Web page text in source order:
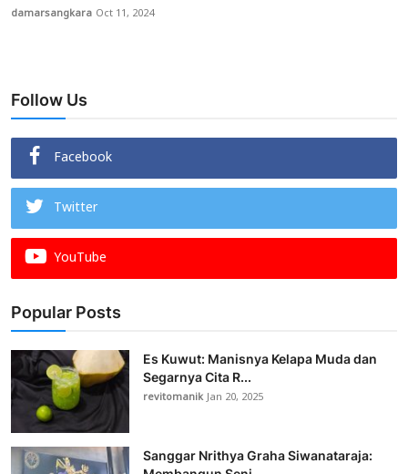
damarsangkara Oct 11, 2024
Follow Us
Facebook
Twitter
YouTube
Popular Posts
Es Kuwut: Manisnya Kelapa Muda dan
Segarnya Cita R...
revitomanikJan 20, 2025
Sanggar Nrithya Graha Siwanataraja: